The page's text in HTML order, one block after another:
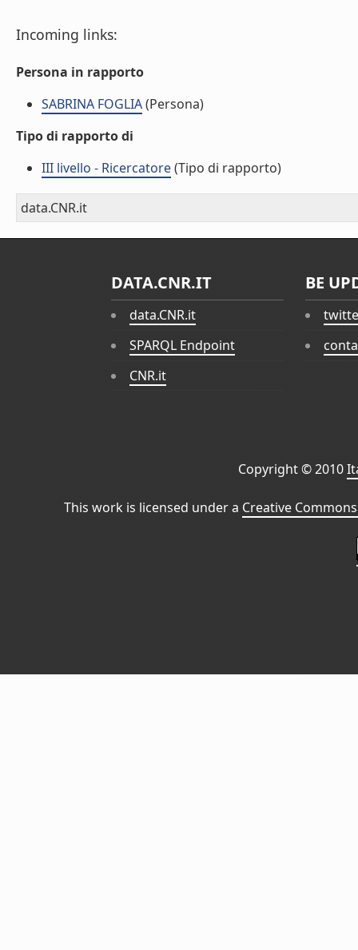
Incoming links:
Persona in rapporto
SABRINA FOGLIA(Persona)
Tipo di rapporto di
III livello - Ricercatore(Tipo di rapporto)
data.CNR.it
DATA.CNR.IT
data.CNR.it
SPARQL Endpoint
CNR.it
BE
Copyright © 2010
This work is licensed under a Creative